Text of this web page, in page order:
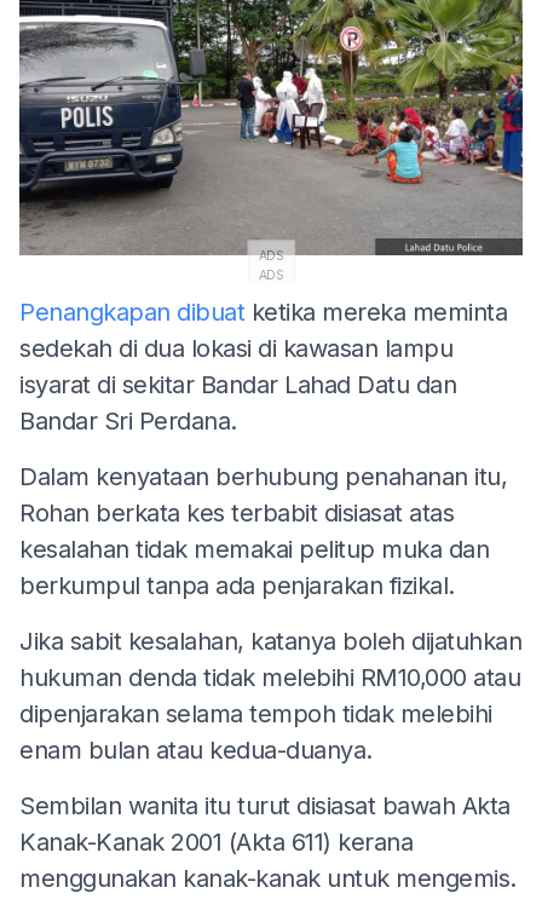
ADS
ADS
Penangkapan dibuatketika mereka meminta
sedekah di dua lokasi di kawasan lampu
isyarat di sekitar Bandar Lahad Datu dan
Bandar Sri Perdana.
Dalam kenyataan berhubung penahanan itu,
Rohan berkata kes terbabit disiasat atas
kesalahan tidak memakai pelitup muka dan
berkumpul tanpa ada penjarakan fizikal.
Jika sabit kesalahan, katanya boleh dijatuhkan
hukuman denda tidak melebihi RM10,000 atau
dipenjarakan selama tempoh tidak melebihi
enam bulan atau kedua-duanya.
Sembilan wanita itu turut disiasat bawah Akta
Kanak-Kanak 2001 (Akta 611) kerana
menggunakan kanak-kanak untuk mengemis.